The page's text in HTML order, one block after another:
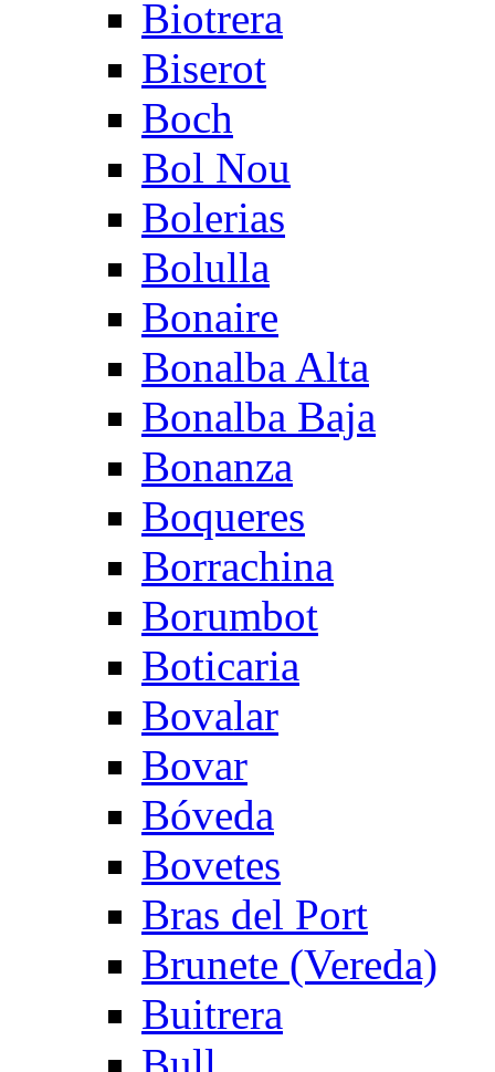
Biotrera
Biserot
Boch
Bol Nou
Bolerias
Bolulla
Bonaire
Bonalba Alta
Bonalba Baja
Bonanza
Boqueres
Borrachina
Borumbot
Boticaria
Bovalar
Bovar
Bóveda
Bovetes
Bras del Port
Brunete (Vereda)
Buitrera